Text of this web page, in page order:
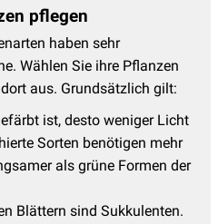
pflegen
haben sehr
Wählen Sie ihre Pflanzen
aus. Grundsätzlich gilt:
ist, desto weniger Licht
Sorten benötigen mehr
als grüne Formen der
Blättern sind Sukkulenten.